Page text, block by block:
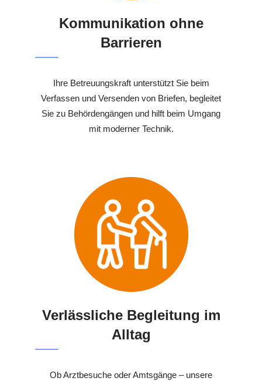
Kommunikation ohne
Barrieren
Ihre Betreuungskraft unterstützt Sie beim
Verfassen und Versenden von Briefen, begleitet
Sie zu Behördengängen und hilft beim Umgang
mit moderner Technik.
Verlässliche Begleitung im
Alltag
Ob Arztbesuche oder Amtsgänge – unsere